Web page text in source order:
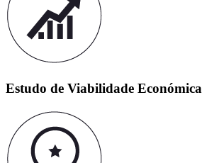
Estudo de Viabilidade Económica